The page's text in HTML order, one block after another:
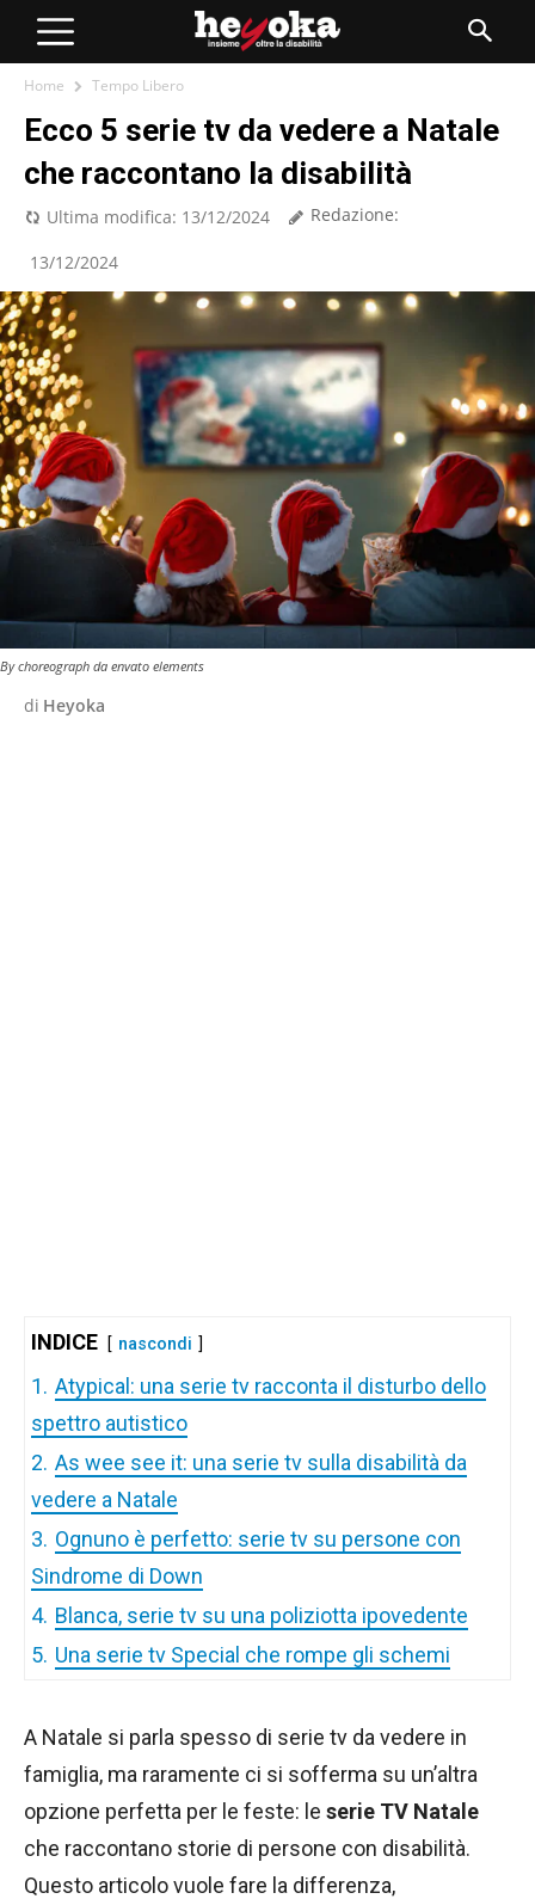
Home Tempo Libero
Ecco 5 serie tv da vedere a Natale
che raccontano la disabilità
Ultima modifica: 13/12/2024 Redazione:
13/12/2024
By choreograph da envato elements
di Heyoka
INDICE nascondi
1. Atypical: una serie tv racconta il disturbo dello
spettro autistico
2. As wee see it: una serie tv sulla disabilità da
vedere a Natale
3. Ognuno è perfetto: serie tv su persone con
Sindrome di Down
4. Blanca, serie tv su una poliziotta ipovedente
5. Una serie tv Special che rompe gli schemi
A Natale si parla spesso di serie tv da vedere in
famiglia, ma raramente ci si sofferma su un’altra
opzione perfetta per le feste: le serie TV Natale
che raccontano storie di persone con disabilità.
Questo articolo vuole fare la differenza,